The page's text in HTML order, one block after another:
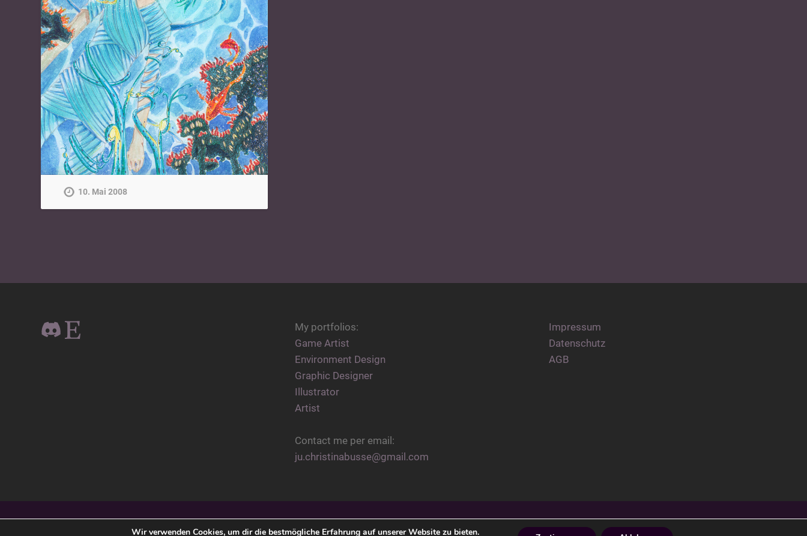
10. Mai 2008
My portfolios:
Game Artist
Environment Design
Graphic Designer
Illustrator
Artist
Contact me per email:
ju.christinabusse@gmail.com
Impressum
Datenschutz
AGB
JU – CHRISTINA BUSSE— DIESE WEBSITE LÄUFT MITWORDPRESS THEME ERSTELLT VONANDERS NORÉN
Wir verwenden Cookies, um dir die bestmögliche Erfahrung auf unserer Website zu bieten.